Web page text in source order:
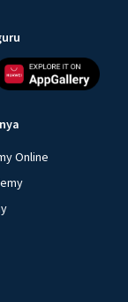
Online